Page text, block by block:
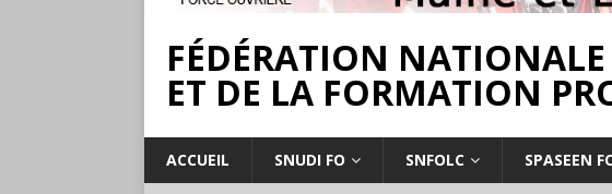
FÉDÉRATION NATIONALE
ET DE LA FORMATION
ACCUEIL SNUDI FO SNFOLC SPASEEN